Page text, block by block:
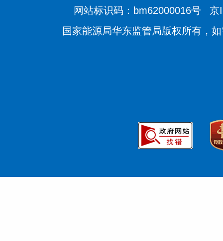
网站标识码：bm62000016号
京
国家能源局华东监管局版权所有，